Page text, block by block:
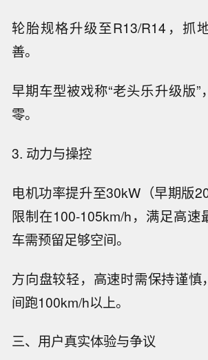
轮胎规格升级至R13/R14，抓
善。
早期车型被戏称“老头乐升级版
零。
3. 动力与操控
电机功率提升至30kW（早期版
限制在100-105km/h，满足高速
车需预留足够空间。
方向盘较轻，高速时需保持谨慎
间跑100km/h以上。
三、用户真实体验与争议